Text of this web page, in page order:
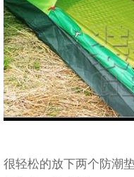
很轻松的放下两个防潮